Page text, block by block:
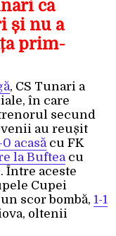
ca
și nu a
prim-
, CS Tunari a
în care
secund
au reușit
0 acasăcu FK
la Bufteacu
Între aceste
Cupei
scor bombă, 1-1
oltenii